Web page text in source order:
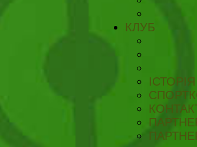
КЛУБ